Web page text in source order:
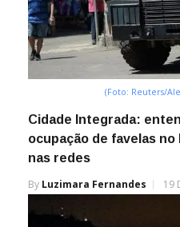
(Foto: Reuters/
Cidade Integrada:
ocupação de favelas
nas redes
By Luzimara Fernandes 19